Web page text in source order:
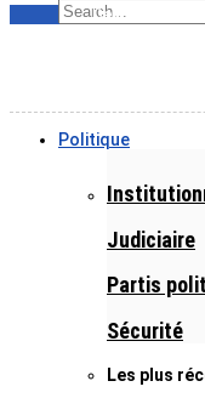
Dernière Mise
Politique
Judiciaire
Partis
Sécurité
Les plus